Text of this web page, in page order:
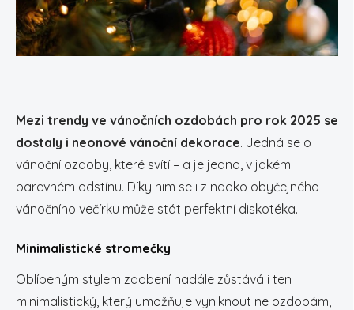
Mezi trendy ve vánočních ozdobách pro rok 2025 se
dostaly i neonové vánoční dekorace. Jedná se o
vánoční ozdoby, které svítí – a je jedno, v jakém
barevném odstínu. Díky nim se i z naoko obyčejného
vánočního večírku může stát perfektní diskotéka.
Minimalistické stromečky
Oblíbeným stylem zdobení nadále zůstává i ten
minimalistický, který umožňuje vyniknout ne ozdobám,